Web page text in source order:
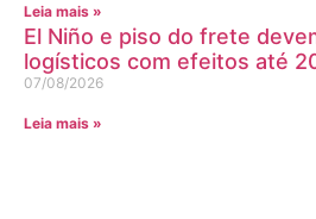
Leia mais »
El Niño e piso do frete
logísticos com efeitos até
07/08/2026
Leia mais »